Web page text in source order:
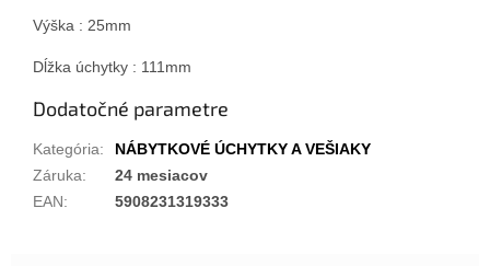
Výška : 25mm
Dĺžka úchytky : 111mm
Dodatočné parametre
Kategória:
NÁBYTKOVÉ ÚCHYTKY A VEŠIAKY
Záruka:
24 mesiacov
EAN: 5908231319333